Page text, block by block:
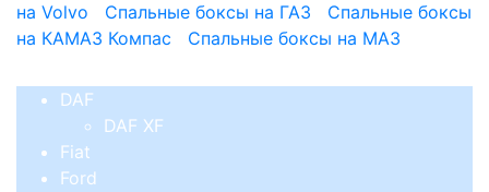
на Volvo
Спальные боксы на ГАЗ
Спальные боксы
на КАМАЗ Компас
Спальные боксы на МАЗ
DAF
DAF XF
Fiat
Ford